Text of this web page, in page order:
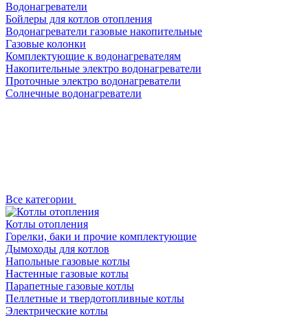
Водонагреватели
Бойлеры для котлов отопления
Водонагреватели газовые накопительные
Газовые колонки
Комплектующие к водонагревателям
Накопительные электро водонагреватели
Проточные электро водонагреватели
Солнечные водонагреватели
Все категории
Котлы отопления
Горелки, баки и прочие комплектующие
Дымоходы для котлов
Напольные газовые котлы
Настенные газовые котлы
Парапетные газовые котлы
Пеллетные и твердотопливные котлы
Электрические котлы